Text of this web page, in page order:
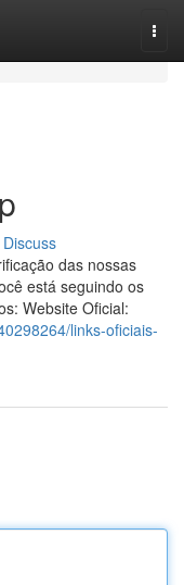
Discuss
das nossas
está seguindo os
Website Oficial:
links-oficiais-